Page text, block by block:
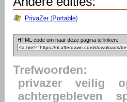
PrivaZer (Portable)
HTML code om naar deze pagina te linken:
Trefwoorden:
privazer
veilig
achtergebleven